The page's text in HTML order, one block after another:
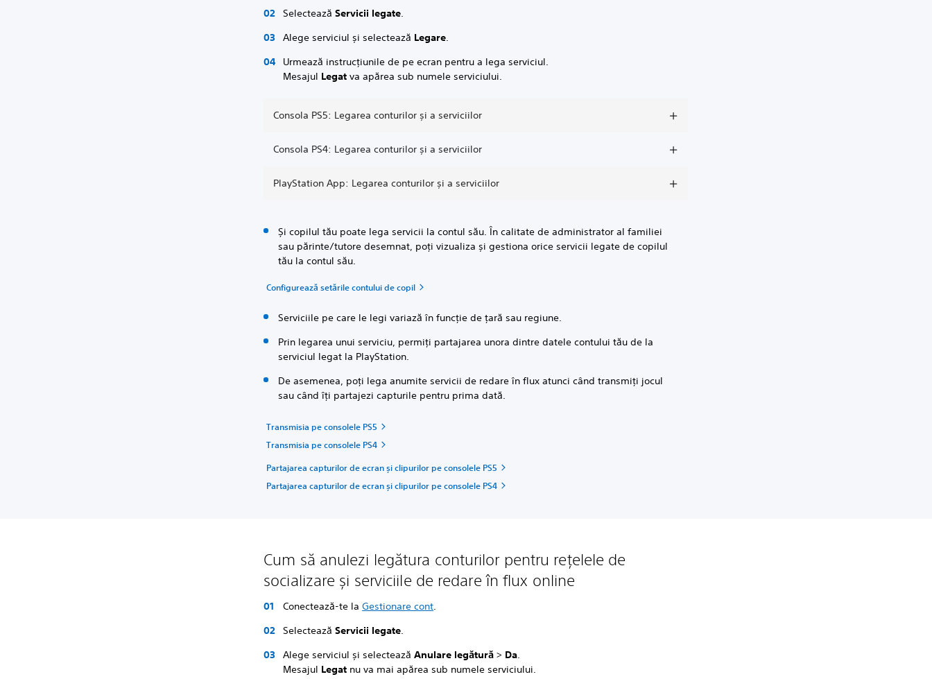
SelecteazăServicii legate.
Alege serviciul și selectează Legare.
Urmează instrucțiunile de pe ecran pentru a lega serviciul.
Mesajul Legat va apărea sub numele serviciului.
Consola PS5: Legarea conturilor și a serviciilor
Consola PS4: Legarea conturilor și a serviciilor
PlayStation App: Legarea conturilor și a serviciilor
Și copilul tău poate lega servicii la contul său. În calitate de administrator al familiei
sau părinte/tutore desemnat, poți vizualiza și gestiona orice servicii legate de copilul
tău la contul său.
Configurează setările contului de copil
Serviciile pe care le legi variază în funcție de țară sau regiune.
Prin legarea unui serviciu, permiți partajarea unora dintre datele contului tău de la
serviciul legat la PlayStation.
De asemenea, poți lega anumite servicii de redare în flux atunci când transmiți jocul
sau când îți partajezi capturile pentru prima dată.
Transmisia pe consolele PS5
Transmisia pe consolele PS4
Partajarea capturilor de ecran și clipurilor pe consolele PS5
Partajarea capturilor de ecran și clipurilor pe consolele PS4
Cum să anulezi legătura conturilor pentru rețelele de
socializare și serviciile de redare în flux online
Conectează-te laGestionare cont.
SelecteazăServicii legate.
Alege serviciul și selecteazăAnulare legătură > Da.
Mesajul Legat nu va mai apărea sub numele serviciului.